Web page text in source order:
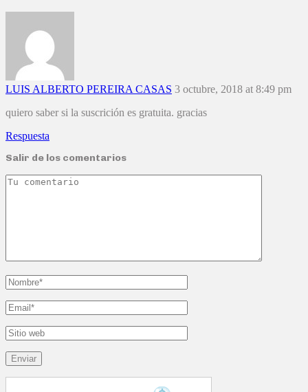
LUIS ALBERTO PEREIRA CASAS 3 octubre, 2018 at 8:49 pm
quiero saber si la suscrición es gratuita. gracias
Respuesta
Salir de los comentarios